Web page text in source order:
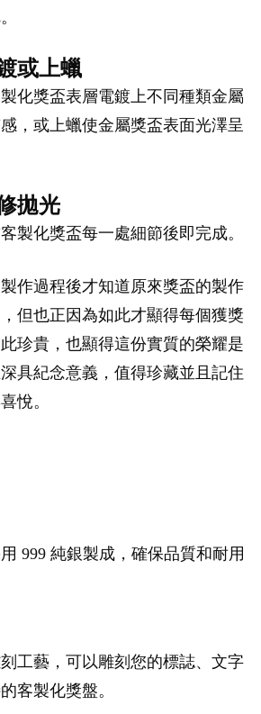
或上蠟
化獎盃表層電鍍上不同種類金屬
，或上蠟使金屬獎盃表面光澤呈
拋光
製化獎盃每一處細節後即完成。
作過程後才知道原來獎盃的製作
但也正因為如此才顯得每個獲獎
珍貴，也顯得這份實質的榮耀是
具紀念意義，值得珍藏並且記住
悅。
999 純銀製成，確保品質和耐用
工藝，可以雕刻您的標誌、文字
客製化獎盤。